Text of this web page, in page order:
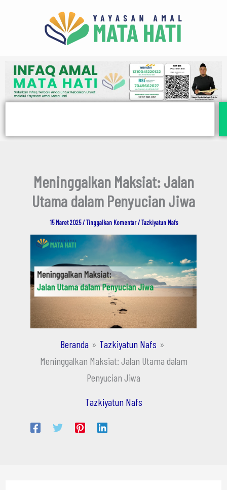
Meninggalkan Maksiat: Jalan
Utama dalam Penyucian Jiwa
15 Maret 2025/Tinggalkan Komentar /Tazkiyatun Nafs
Beranda
Tazkiyatun Nafs
Meninggalkan Maksiat: Jalan Utama dalam
Penyucian Jiwa
Tazkiyatun Nafs